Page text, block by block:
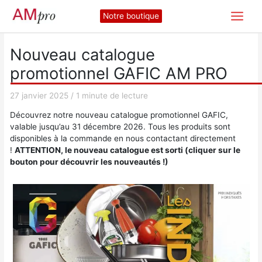
Notre boutique
Nouveau catalogue
promotionnel GAFIC AM PRO
27 janvier 2025 / 1 minute de lecture
Découvrez notre nouveau catalogue promotionnel GAFIC,
valable jusqu’au 31 décembre 2026. Tous les produits sont
disponibles à la commande en nous contactant directement
!ATTENTION, le nouveau catalogue est sorti (cliquer sur le
bouton pour découvrir les nouveautés !)